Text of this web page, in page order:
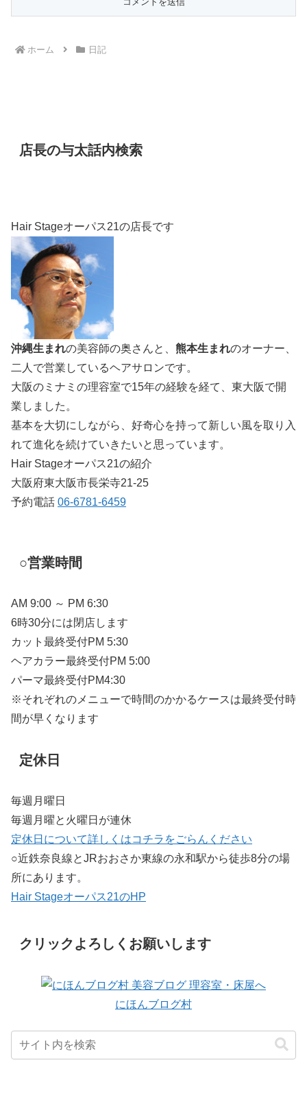
ホーム 日記
店長の与太話内検索
Hair Stageオーパス21の店長です
沖縄生まれの美容師の奥さんと、 熊本生まれのオーナー、
二人で営業しているヘアサロンです。
大阪のミナミの理容室で15年の経験を経て、東大阪で開
業しました。
基本を大切にしながら、好奇心を持って新しい風を取り入
れて進化を続けていきたいと思っています。
Hair Stageオーパス21の紹介
大阪府東大阪市長栄寺21-25
予約電話 06-6781-6459
○営業時間
AM 9:00 ～ PM 6:30
6時30分には閉店します
カット最終受付PM 5:30
ヘアカラー最終受付PM 5:00
パーマ最終受付PM4:30
※それぞれのメニューで時間のかかるケースは最終受付時
間が早くなります
定休日
毎週月曜日
毎週月曜と火曜日が連休
定休日について詳しくはコチラをごらんください
○近鉄奈良線とJRおおさか東線の永和駅から徒歩8分の場
所にあります。
Hair Stageオーパス21のHP
クリックよろしくお願いします
にほんブログ村